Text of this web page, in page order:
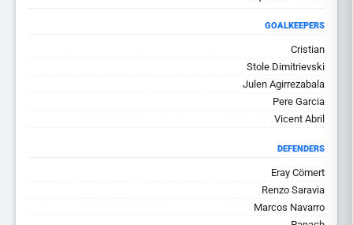
GOALKEEPERS
Cristian
Stole Dimitrievski
Julen Agirrezabala
Pere Garcia
Vicent Abril
DEFENDERS
Eray Cömert
Renzo Saravia
Marcos Navarro